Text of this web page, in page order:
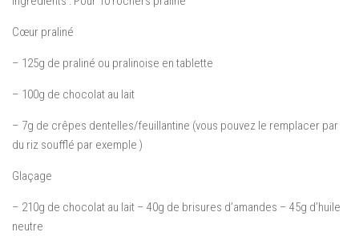
Cœur praliné
– 125g de praliné ou pralinoise en tablette
– 100g de chocolat au lait
– 7g de crêpes dentelles/feuillantine (vous pouvez le remplacer par
du riz soufflé par exemple )
Glaçage
– 210g de chocolat au lait – 40g de brisures d’amandes – 45g d’huile
neutre